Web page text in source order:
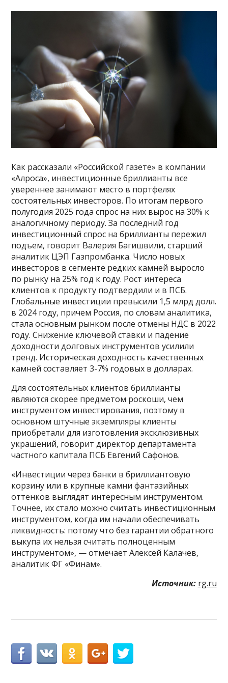
Как рассказали «Российской газете» в компании
«Алроса», инвестиционные бриллианты все
увереннее занимают место в портфелях
состоятельных инвесторов. По итогам первого
полугодия 2025 года спрос на них вырос на 30% к
аналогичному периоду. За последний год
инвестиционный спрос на бриллианты пережил
подъем, говорит Валерия Багишвили, старший
аналитик ЦЭП Газпромбанка. Число новых
инвесторов в сегменте редких камней выросло
по рынку на 25% год к году. Рост интереса
клиентов к продукту подтвердили и в ПСБ.
Глобальные инвестиции превысили 1,5 млрд долл.
в 2024 году, причем Россия, по словам аналитика,
стала основным рынком после отмены НДС в 2022
году. Снижение ключевой ставки и падение
доходности долговых инструментов усилили
тренд. Историческая доходность качественных
камней составляет 3-7% годовых в долларах.
Для состоятельных клиентов бриллианты
являются скорее предметом роскоши, чем
инструментом инвестирования, поэтому в
основном штучные экземпляры клиенты
приобретали для изготовления эксклюзивных
украшений, говорит директор департамента
частного капитала ПСБ Евгений Сафонов.
«Инвестиции через банки в бриллиантовую
корзину или в крупные камни фантазийных
оттенков выглядят интересным инструментом.
Точнее, их стало можно считать инвестиционным
инструментом, когда им начали обеспечивать
ликвидность: потому что без гарантии обратного
выкупа их нельзя считать полноценным
инструментом», — отмечает Алексей Калачев,
аналитик ФГ «Финам».
Источник: rg.ru